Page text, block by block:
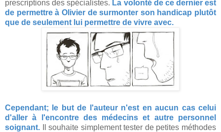
prescriptions des spécialistes. La volonté de ce dernier est
de permettre à Olivier de surmonter son handicap plutôt
que de seulement lui permettre de vivre avec.
Cependant; le but de l'auteur n'est en aucun cas celui
d'aller à l'encontre des médecins et autre personnel
soignant. Il souhaite simplement tester de petites méthodes